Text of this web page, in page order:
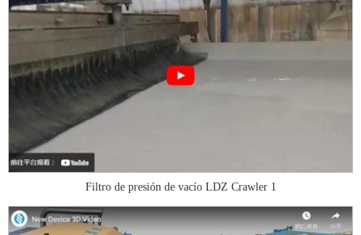
Filtro de presión de vacío LDZ Crawler 1